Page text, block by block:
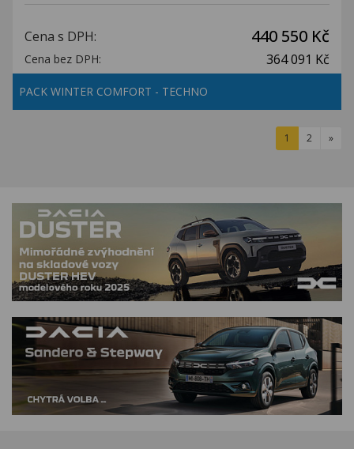
Cena s DPH: 440 550 Kč
Cena bez DPH: 364 091 Kč
PACK WINTER COMFORT - TECHNO
1 2 »